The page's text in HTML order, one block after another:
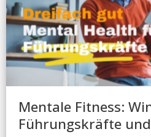
Mentale Fitness:
Führungskräfte